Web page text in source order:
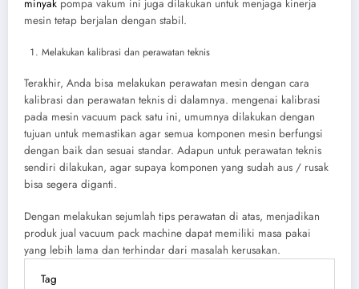
minyak pompa vakum ini juga dilakukan untuk menjaga kinerja
mesin tetap berjalan dengan stabil.
Melakukan kalibrasi dan perawatan teknis
Terakhir, Anda bisa melakukan perawatan mesin dengan cara
kalibrasi dan perawatan teknis di dalamnya. mengenai kalibrasi
pada mesin vacuum pack satu ini, umumnya dilakukan dengan
tujuan untuk memastikan agar semua komponen mesin berfungsi
dengan baik dan sesuai standar. Adapun untuk perawatan teknis
sendiri dilakukan, agar supaya komponen yang sudah aus / rusak
bisa segera diganti.
Dengan melakukan sejumlah tips perawatan di atas, menjadikan
produk jual vacuum pack machine dapat memiliki masa pakai
yang lebih lama dan terhindar dari masalah kerusakan.
Tag